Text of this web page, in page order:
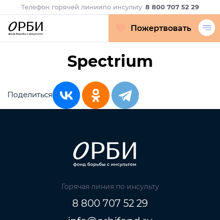
Телефон горячей линиипо инсульту 8 800 707 52 29
Пожертвовать
Spectrium
Поделиться
Горячая линия по инсульту
8 800 707 52 29